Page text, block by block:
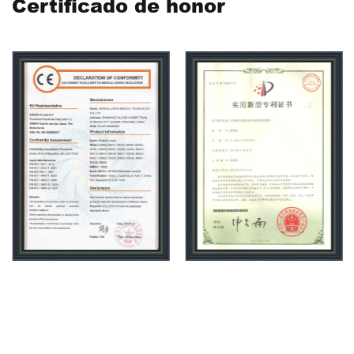
de la salud se exportan a más de 50 países y regiones, y
son ampliamente bienvenidos por el sector público,
privado y hospitales de inversión extranjera, residencias
de ancianos, salones de belleza. Carehope como
empresa de fabricación de alta tecnología
está especializada en investigación y desarrollo de
carros médicos, la empresa se adhiere a la innovación
independiente, utiliza nueva tecnología y nuevos
materiales para mejorar la eficiencia de la producción, el